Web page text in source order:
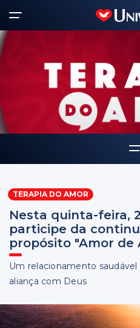
O que é a terapia do amor?
Histórias de sucesso
Endereços
TERAPIA DO AMOR
Nesta quinta-feira,
participe da
propósito "Amor de
Um relacionamento
aliança com Deus